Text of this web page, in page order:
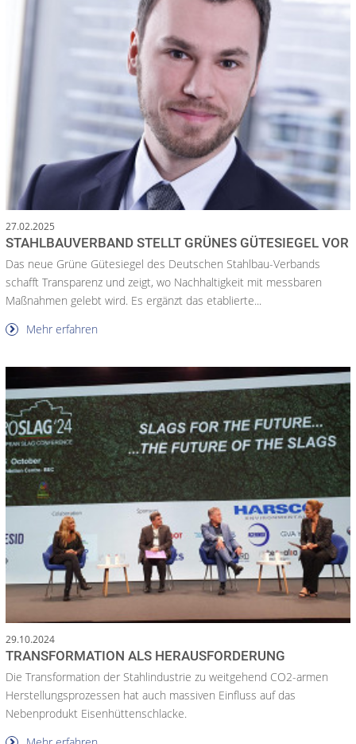
27.02.2025
STAHLBAUVERBAND STELLT GRÜNES GÜTESIEGEL VOR
Das neue Grüne Gütesiegel des Deutschen Stahlbau-Verbands
schafft Transparenz und zeigt, wo Nachhaltigkeit mit messbaren
Maßnahmen gelebt wird. Es ergänzt das etablierte...
Mehr erfahren
29.10.2024
TRANSFORMATION ALS HERAUSFORDERUNG
Die Transformation der Stahlindustrie zu weitgehend CO2-armen
Herstellungsprozessen hat auch massiven Einfluss auf das
Nebenprodukt Eisenhüttenschlacke.